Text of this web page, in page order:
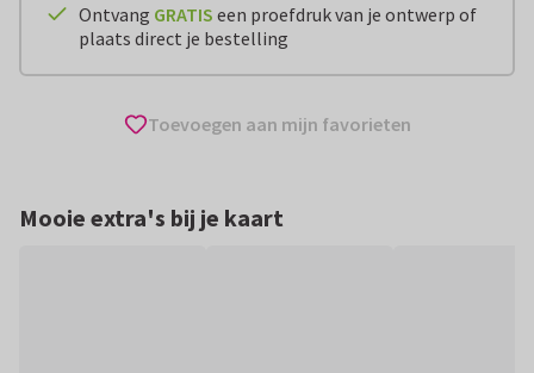
Ontvang GRATIS een proefdruk van je ontwerp of
plaats direct je bestelling
Toevoegen aan mijn favorieten
Mooie extra's bij je kaart